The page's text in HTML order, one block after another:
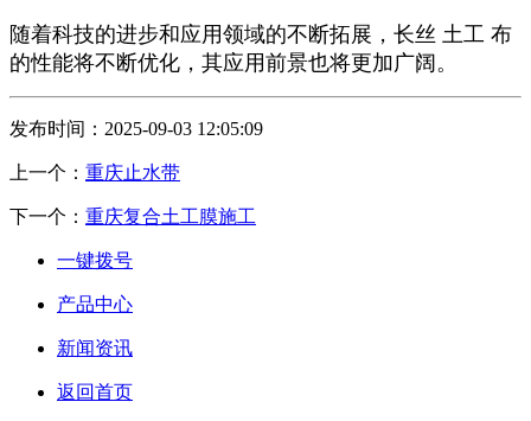
随着科技的进步和应用领域的不断拓展，长丝 土工 布
的性能将不断优化，其应用前景也将更加广阔。
发布时间：2025-09-03 12:05:09
上一个： 重庆止水带
下一个： 重庆复合土工膜施工
一键拨号
产品中心
新闻资讯
返回首页